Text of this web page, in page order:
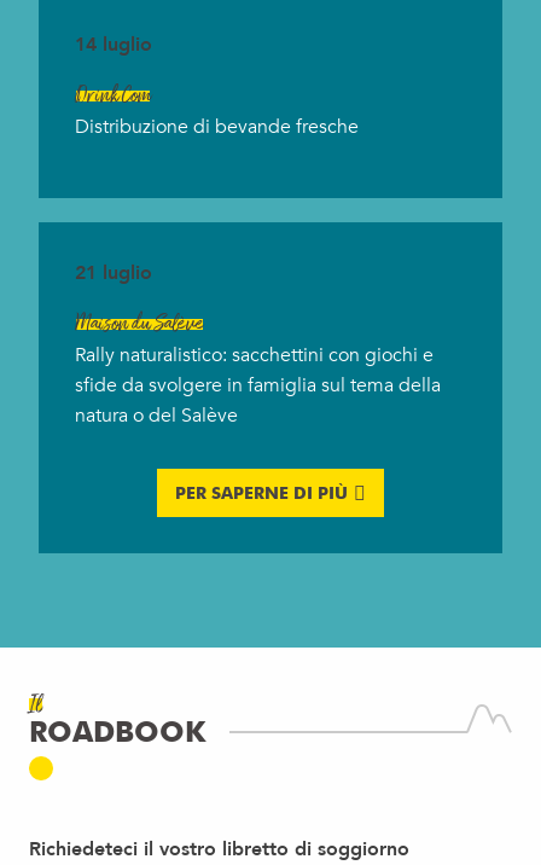
14 luglio
Drink Com
Distribuzione di bevande fresche
21 luglio
Maison du Salève
Rally naturalistico: sacchettini con giochi e
sfide da svolgere in famiglia sul tema della
natura o del Salève
PER SAPERNE DI PIÙ
Il
ROADBOOK
Richiedeteci il vostro libretto di soggiorno